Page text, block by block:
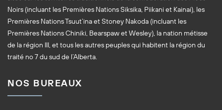
Noirs (incluant les Premières Nations Siksika, Piikani et Kainai), les
Premières Nations Tsuut’ina et Stoney Nakoda (incluant les
Premières Nations Chiniki, Bearspaw et Wesley), la nation métisse
de la région III, et tous les autres peuples qui habitent la région du
traité no 7 du sud de l’Alberta.
NOS BUREAUX